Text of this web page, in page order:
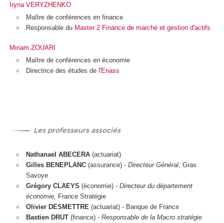
Iryna VERYZHENKO
Maître de conférences en finance
Responsable du Master 2 Finance de marchéet gestion d'actifs
Miriam ZOUARI
Maître de conférences en économie
Directrice des études de l'Enass
Les professeurs associés
Nathanael ABECERA (actuariat)
Gilles BENEPLANC(assurance) - Directeur Général, Gras
Savoye
Grégory CLAEYS (économie) - Directeur du département
économie, France Stratégie
Olivier DESMETTRE (actuariat) - Banque de France
Bastien DRUT(finance) - Responsable de la Macro stratégie